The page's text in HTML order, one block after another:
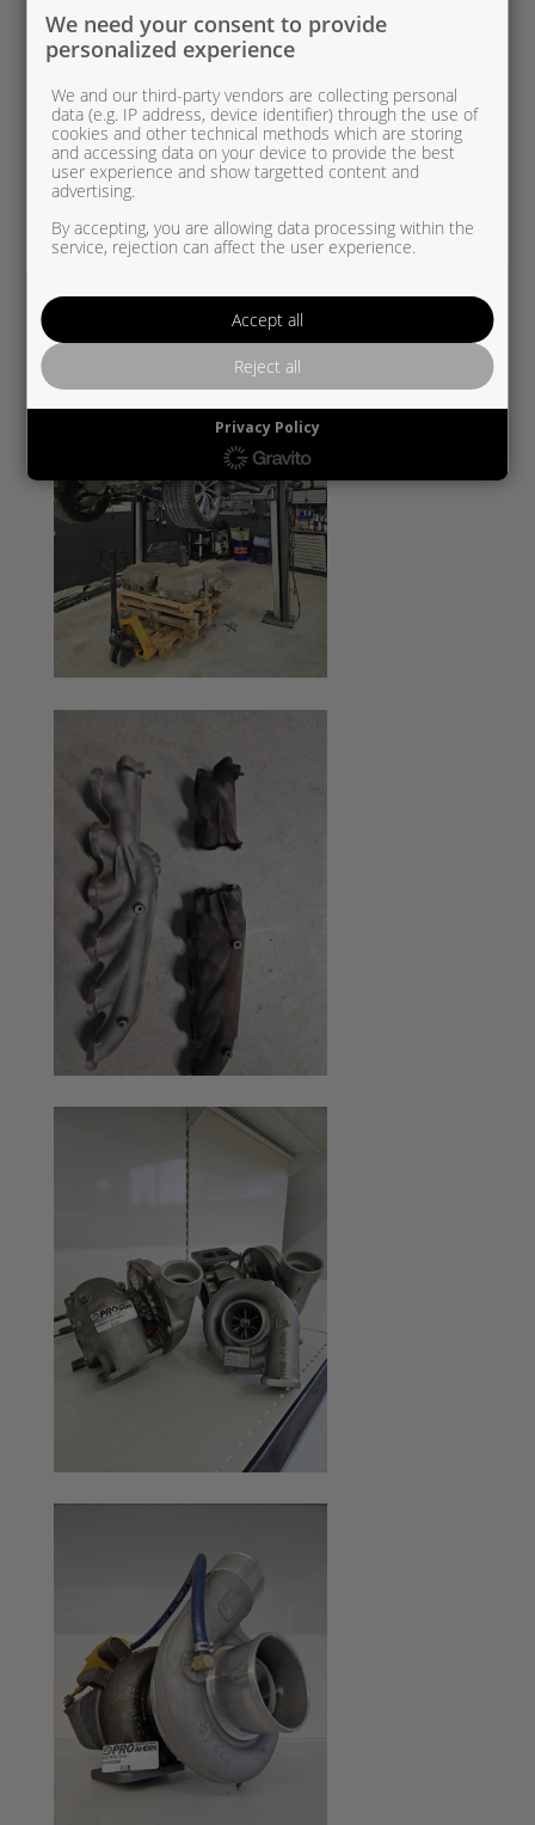
We need your consent to provide
personalized experience
We and our third-party vendors are collecting personal
data (e.g. IP address, device identifier) through the use of
cookies and other technical methods which are storing
and accessing data on your device to provide the best
user experience and show targetted content and
advertising.
By accepting, you are allowing data processing within the
service, rejection can affect the user experience.
Accept all
Reject all
Privacy Policy